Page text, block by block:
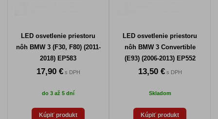
LED osvetlenie priestoru
nôh BMW 3 (F30, F80) (2011-
2018) EP583
17,90 €s DPH
do 3 až 5 dní
Kúpiť produkt
LED osvetlenie priestoru
nôh BMW 3 Convertible
(E93) (2006-2013) EP552
13,50 €s DPH
Skladom
Kúpiť produkt